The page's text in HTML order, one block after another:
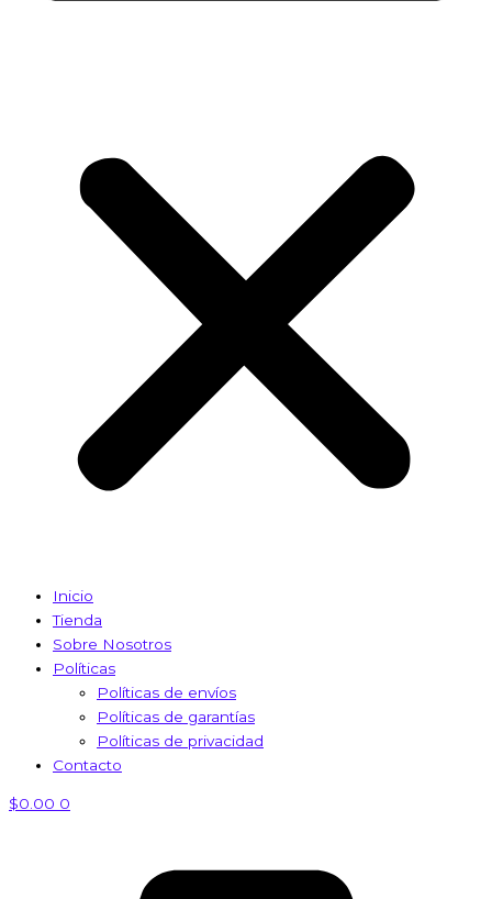
Inicio
Tienda
Sobre Nosotros
Políticas
Políticas de envíos
Políticas de garantías
Políticas de privacidad
Contacto
$0.00 0